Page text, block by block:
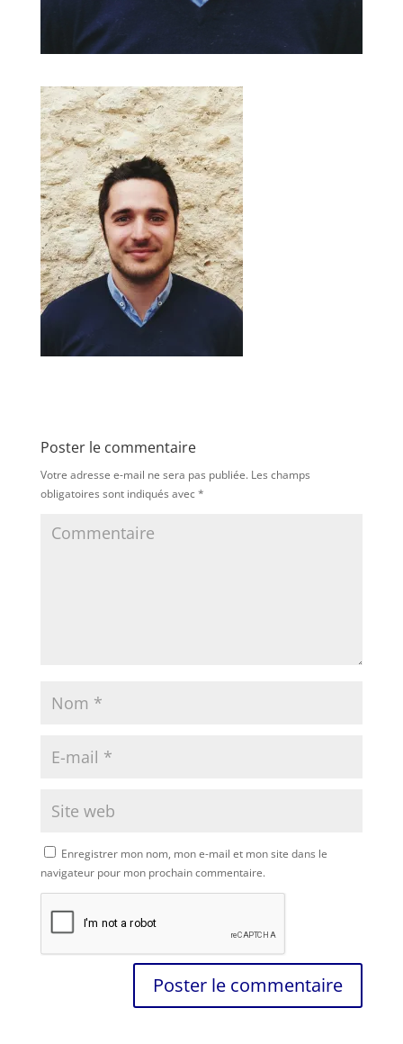
Poster le commentaire
Votre adresse e-mail ne sera pas publiée.Les champs
obligatoires sont indiqués avec*
Enregistrer mon nom, mon e-mail et mon site dans le
navigateur pour mon prochain commentaire.